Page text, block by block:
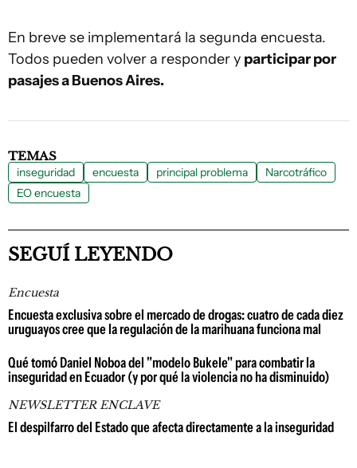
En breve se implementará la segunda encuesta.
Todos pueden volver a responder y participar por
pasajes a Buenos Aires.
TEMAS
inseguridad encuesta principal problema
Narcotráfico
EO encuesta
SEGUÍ LEYENDO
Encuesta
Encuesta exclusiva sobre el mercado de drogas: cuatro de cada diez
uruguayos cree que la regulación de la marihuana funciona mal
Qué tomó Daniel Noboa del "modelo Bukele" para combatir la
inseguridad en Ecuador (y por qué la violencia no ha disminuido)
NEWSLETTER ENCLAVE
El despilfarro del Estado que afecta directamente a la inseguridad